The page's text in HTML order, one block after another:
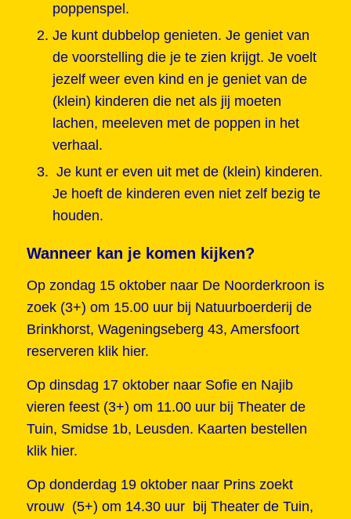
poppenspel.
Je kunt dubbelop genieten. Je geniet van
de voorstelling die je te zien krijgt. Je voelt
jezelf weer even kind en je geniet van de
(klein) kinderen die net als jij moeten
lachen, meeleven met de poppen in het
verhaal.
Je kunt er even uit met de (klein) kinderen.
Je hoeft de kinderen even niet zelf bezig te
houden.
Wanneer kan je komen kijken?
Op zondag 15 oktober naar De Noorderkroon is
zoek (3+) om 15.00 uur bij Natuurboerderij de
Brinkhorst, Wageningseberg 43, Amersfoort
reserveren klik hier.
Op dinsdag 17 oktober naar Sofie en Najib
vieren feest (3+) om 11.00 uur bij Theater de
Tuin, Smidse 1b, Leusden. Kaarten bestellen
klik hier.
Op donderdag 19 oktober naar Prins zoekt
vrouw (5+) om 14.30 uur bij Theater de Tuin,